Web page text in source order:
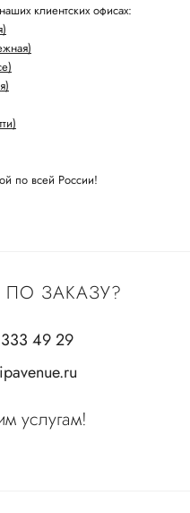
клиентских офисах:
по всей России!
ЗАКАЗУ?
49 29
услугам!